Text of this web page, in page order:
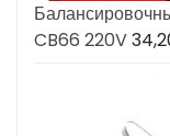
CB66 220V